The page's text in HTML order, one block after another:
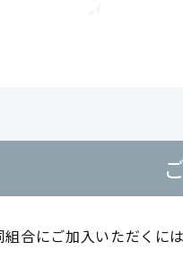
合にご加入いただくに